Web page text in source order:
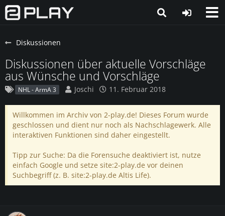
Diskussionen
Diskussionen über aktuelle Vorschläge
aus Wünsche und Vorschläge
NHL - ArmA 3 Joschi 11. Februar 2018
Willkommen im Archiv von 2-play.de! Dieses Forum wurde
geschlossen und dient nur noch als Nachschlagewerk. Alle
interaktiven Funktionen sind daher eingestellt.
Tipp zur Suche: Da die Forensuche deaktiviert ist, nutze
einfach Google und setze site:2-play.de vor deinen
Suchbegriff (z. B. site:2-play.de Altis Life).